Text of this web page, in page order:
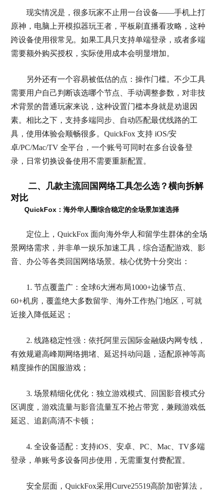
现实情况是，很多玩家不止用一台设备——手机上打
原神，电脑上开模拟器玩王者，平板刷直播看攻略，这种
跨设备使用很常见。如果工具只支持单端登录，或者多端
需要额外购买授权，实际使用成本会明显增加。
另外还有一个容易被低估的点：操作门槛。不少工具
需要用户自己判断该选哪个节点、手动调整参数，对非技
术背景的普通玩家来说，这种设置门槛本身就是劝退因
素。相比之下，支持多端同步、自动匹配最优线路的工
具，使用体验会顺畅很多。QuickFox 支持 iOS/安
卓/PC/Mac/TV 全平台，一个账号可同时在多台设备登
录，日常切换设备使用不需要重新配置。
二、几款主流回国网络工具怎么选？横向拆解
对比
QuickFox：海外华人圈综合稳定的全场景加速选择
定位上，QuickFox 面向海外华人和留学生群体的全场
景网络需求，并非单一娱乐加速工具，综合适配游戏、影
音、办公等各类回国网络场景。核心优势十分突出：
1. 节点覆盖广：全球6大洲布局1000+边缘节点、
60+机房，覆盖绝大多数留学、海外工作热门地区，可就
近接入降低延迟；
2. 线路稳定性强：依托阿里云国际金融级内网专线，
有效规避高峰期网络拥堵、延迟抖动问题，适配原神等高
精度操作的国服游戏；
3. 场景精细化优化：独立游戏模式、回国影音模式分
区调度，游戏流量与影音流量互不抢占带宽，兼顾游戏低
延迟、追剧高清不卡顿；
4. 全设备适配：支持iOS、安卓、PC、Mac、TV多端
登录，单账号多设备同步使用，无需重复付费配置。
安全层面，QuickFox采用Curve25519高阶加密算法，